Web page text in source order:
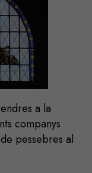
a la
companys
pessebres al